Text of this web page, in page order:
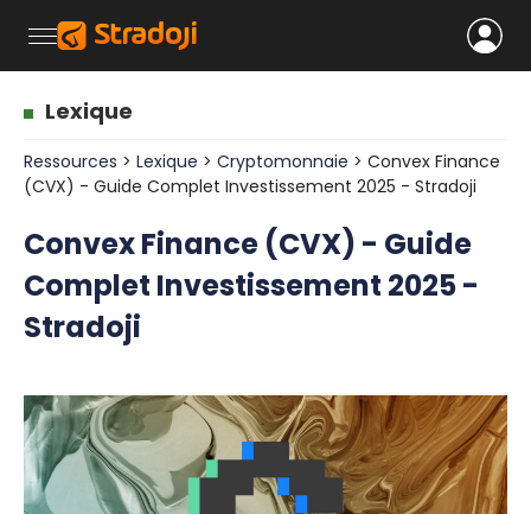
Lexique
Ressources > Lexique > Cryptomonnaie > Convex Finance
(CVX) - Guide Complet Investissement 2025 - Stradoji
Convex Finance (CVX) - Guide
Complet Investissement 2025 -
Stradoji